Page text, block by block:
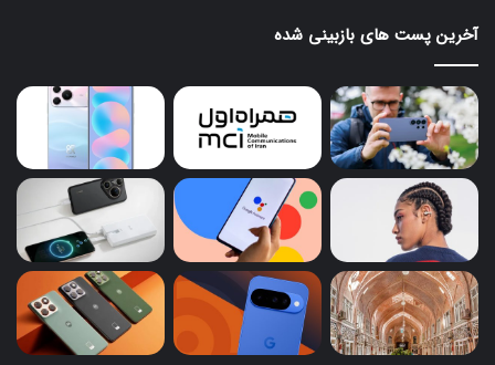
آخرین پست های بازبینی شده